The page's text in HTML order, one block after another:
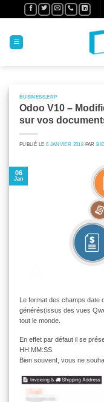
BUSINESS, ERP
Odoo V10 –
sur vos
PUBLIÉ LE 6 JANVIER 2018 PAR
06
Jan
Le format des champs date
générés(issus des vues
tout le monde.
En effet par défaut il se
HH:MM:SS.
Bien souvent, vous ne